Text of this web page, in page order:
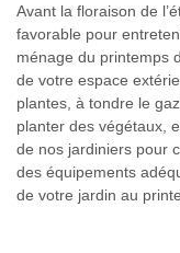
Avant la floraison de
favorable pour
ménage du printemps
de votre espace
plantes, à tondre le
planter des végétaux,
de nos jardiniers pour
des équipements
de votre jardin au